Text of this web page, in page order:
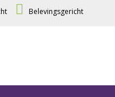
Belevingsgericht